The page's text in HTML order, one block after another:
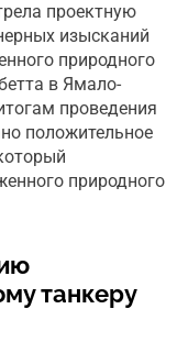
проектную
изысканий
природного
в Ямало-
проведения
положительное
природного
танкеру